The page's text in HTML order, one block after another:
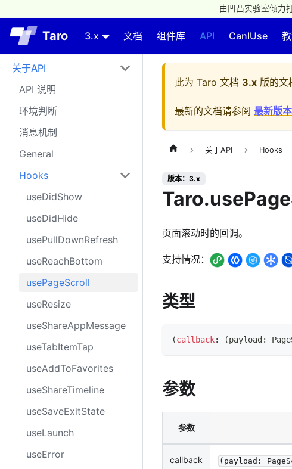
由凹凸实验室倾力
Taro 3.x 文档 组件库 API CanIUse
关于API
API 说明
环境判断
消息机制
General
Hooks
useDidShow
useDidHide
usePullDownRefresh
useReachBottom
usePageScroll
useResize
useShareAppMessage
useTabItemTap
useAddToFavorites
useShareTimeline
useSaveExitState
useLaunch
useError
此为 Taro 文档 3.x 版的文
最新的文档请参阅 最新版本
关于API Hooks
版本：3.x
页面滚动时的回调。
支持情况：
类型
(callback: (payload :
参数
参数
callback (payload: